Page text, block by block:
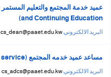
and Continuing Education)
البريد الالكتروني:cs_dean@paaet.edu.kw
مساعد عميد خدمه المجتمع (Assistant Dean of community service)
البريد الالكتروني:cs_adcs@paaet.edu.kw